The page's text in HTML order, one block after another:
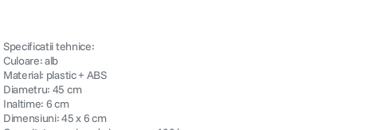
Specificatii tehnice:
Culoare: alb
Material: plastic + ABS
Diametru: 45 cm
Inaltime: 6 cm
Dimensiuni: 45 x 6 cm